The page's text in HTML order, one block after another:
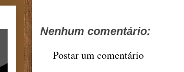
Nenhum comentário:
Postar um comentário